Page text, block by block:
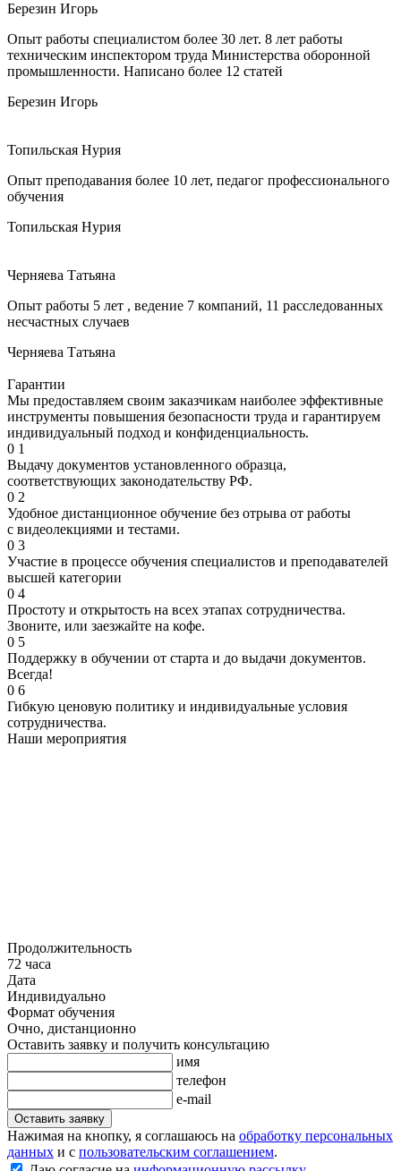
Березин Игорь
Опыт работы специалистом более 30 лет. 8 лет работы
техническим инспектором труда Министерства оборонной
промышленности. Написано более 12 статей
Березин Игорь
Топильская Нурия
Опыт преподавания более 10 лет, педагог профессионального
обучения
Топильская Нурия
Черняева Татьяна
Опыт работы 5 лет , ведение 7 компаний, 11 расследованных
несчастных случаев
Черняева Татьяна
Гарантии
Мы предоставляем своим заказчикам наиболее эффективные
инструменты повышения безопасности труда и гарантируем
индивидуальный подход и конфиденциальность.
0 1
Выдачу документов установленного образца,
соответствующих законодательству РФ.
0 2
Удобное дистанционное обучение без отрыва от работы
с видеолекциями и тестами.
0 3
Участие в процессе обучения специалистов и преподавателей
высшей категории
0 4
Простоту и открытость на всех этапах сотрудничества.
Звоните, или заезжайте на кофе.
0 5
Поддержку в обучении от старта и до выдачи документов.
Всегда!
0 6
Гибкую ценовую политику и индивидуальные условия
сотрудничества.
Наши мероприятия
Продолжительность
72 часа
Дата
Индивидуально
Формат обучения
Очно, дистанционно
Оставить заявку и получить консультацию
имя
телефон
e-mail
Оставить заявку
Нажимая на кнопку, я соглашаюсь на обработку персональных
данных и с пользовательским соглашением.